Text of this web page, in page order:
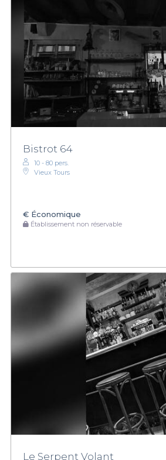
Bistrot 64
10 - 80 pers.
Vieux Tours
€ Économique
Établissement non réservable
Le Serpent Volant